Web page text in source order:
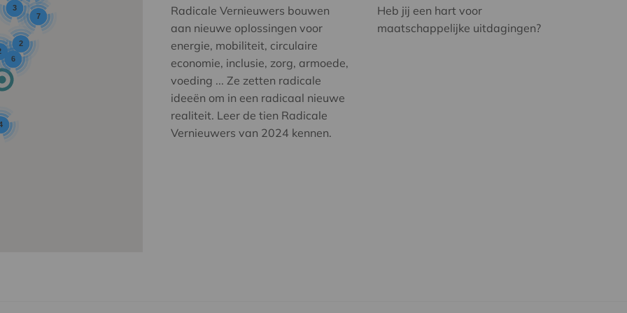
6
7
3
2
Radicale Vernieuwers bouwen
aan nieuwe oplossingen voor
energie, mobiliteit, circulaire
economie, inclusie, zorg, armoede,
voeding ... Ze zetten radicale
ideeën om in een radicaal nieuwe
realiteit. Leer de tien Radicale
Vernieuwers van 2024 kennen.
Heb jij een hart voor
maatschappelijke uitdagingen?